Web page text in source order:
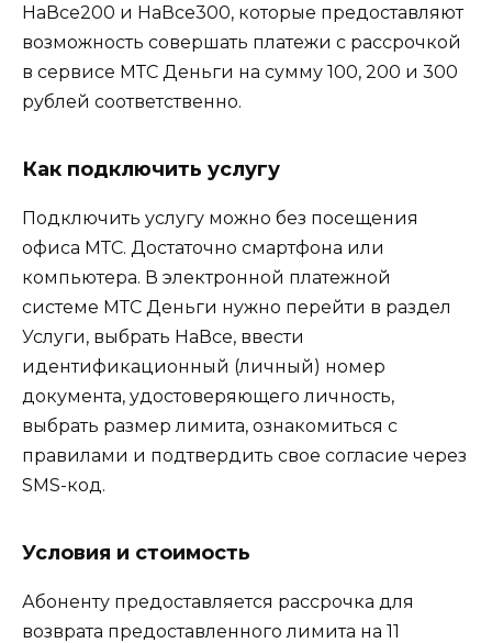
НаВсе200 и НаВсе300, которые предоставляют
возможность совершать платежи с рассрочкой
в сервисе МТС Деньги на сумму 100, 200 и 300
рублей соответственно.
Как подключить услугу
Подключить услугу можно без посещения
офиса МТС. Достаточно смартфона или
компьютера. В электронной платежной
системе МТС Деньги нужно перейти в раздел
Услуги, выбрать НаВсе, ввести
идентификационный (личный) номер
документа, удостоверяющего личность,
выбрать размер лимита, ознакомиться с
правилами и подтвердить свое согласие через
SMS-код.
Условия и стоимость
Абоненту предоставляется рассрочка для
возврата предоставленного лимита на 11